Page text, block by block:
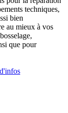
techniques,
bien
au mieux à vos
que pour